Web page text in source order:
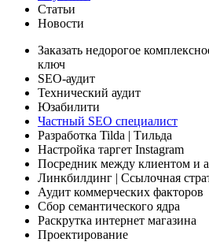
Статьи
Новости
Заказать недорогое
ключ
SEO-аудит
Технический аудит
Юзабилити
Частный SEO специалист
Разработка Tilda | Тильда
Настройка таргет Instagram
Посредник между клиентом и
Линкбилдинг | Ссылочная
Аудит коммерческих факторов
Сбор семантического ядра
Раскрутка интернет магазина
Проектирование